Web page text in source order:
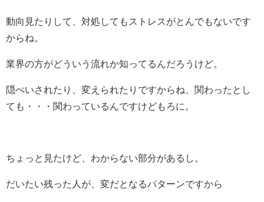
動向見たりして、対処してもストレスがとんでもないです
からね。
業界の方がどういう流れか知ってるんだろうけど。
隠ぺいされたり、変えられたりですからね、関わったとし
ても・・・関わっているんですけどもろに。
ちょっと見たけど、わからない部分があるし。
だいたい残った人が、変だとなるパターンですから